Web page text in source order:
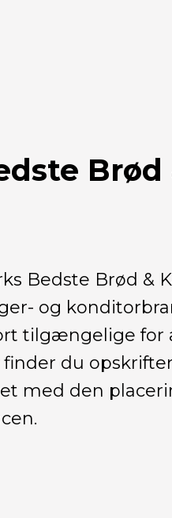
Brød
Bedste Brød &
og
tilgængelige for
du
med den